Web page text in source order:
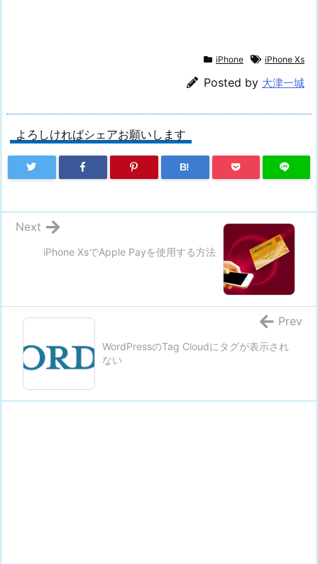
iPhone iPhone Xs
Posted by 大津一城
よろしければシェアお願いします
B!
iPhone XsでApple Payを使用する方法
Next
WordPressのTag Cloudにタグが表示され
ない
Prev